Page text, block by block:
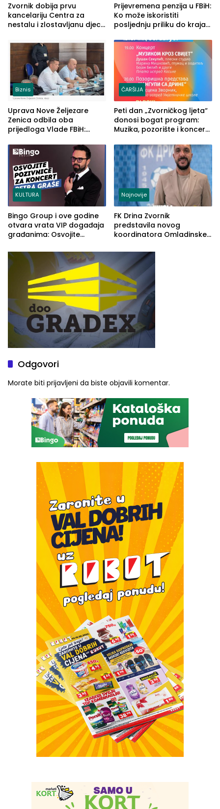
Zvornik dobija prvu
kancelariju Centra za
nestalu i zlostavljanu djecu
Prijevremena penzija u FBiH:
Ko može iskoristiti
posljednju priliku do kraja
Biznis
Uprava Nove Željezare
Zenica odbila oba
prijedloga Vlade FBiH:
rješenje
ČARŠIJA
Peti dan „Zvorničkog ljeta“
donosi bogat program:
Muzika, pozorište i koncert
KULTURA
Bingo Group i ove godine
otvara vrata VIP događaja
građanima: Osvojite
Graše
Najnovije
FK Drina Zvornik
predstavila novog
koordinatora Omladinske
Odgovori
Morate biti prijavljeni da biste objavili komentar.